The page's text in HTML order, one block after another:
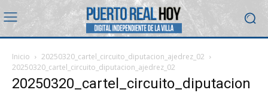
Inicio
20250320_cartel_circuito_diputacion_ajedrez_02
20250320_cartel_circuito_diputacion_ajedrez_02
20250320_cartel_circuito_diputacion